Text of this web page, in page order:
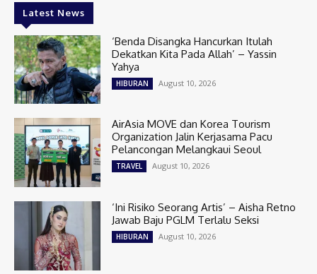
Latest News
‘Benda Disangka Hancurkan Itulah
Dekatkan Kita Pada Allah’ – Yassin
Yahya
HIBURAN August 10, 2026
AirAsia MOVE dan Korea Tourism
Organization Jalin Kerjasama Pacu
Pelancongan Melangkaui Seoul
TRAVEL August 10, 2026
‘Ini Risiko Seorang Artis’ – Aisha Retno
Jawab Baju PGLM Terlalu Seksi
HIBURAN August 10, 2026